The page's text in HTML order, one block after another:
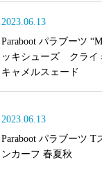
2023.06.13
Paraboot パラブーツ
ッキシューズ クラ
キャメルスェード
2023.06.13
Paraboot パラブーツ T
ンカーフ 春夏秋